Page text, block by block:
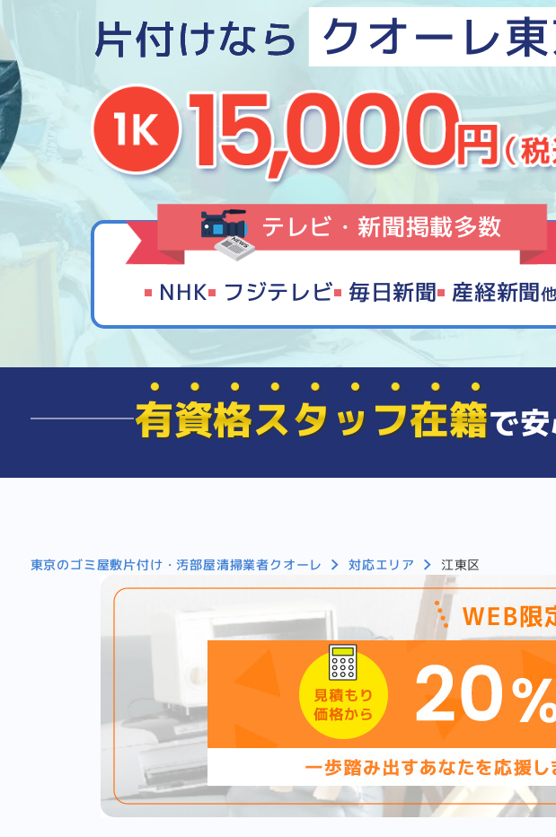
テレビ・新聞掲載多数
NHK フジテレビ 毎日新聞 産経新聞他
有資格スタッフ在籍で安
東京のゴミ屋敷片付け・汚部屋清掃業者クオーレ 対応エリア 江東区